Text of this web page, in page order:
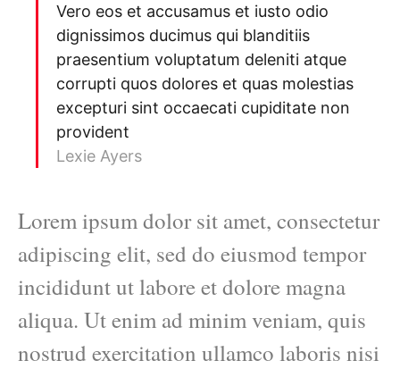
Vero eos et accusamus et iusto odio
dignissimos ducimus qui blanditiis
praesentium voluptatum deleniti atque
corrupti quos dolores et quas molestias
excepturi sint occaecati cupiditate non
provident
Lexie Ayers
Lorem ipsum dolor sit amet, consectetur
adipiscing elit, sed do eiusmod tempor
incididunt ut labore et dolore magna
aliqua. Ut enim ad minim veniam, quis
nostrud exercitation ullamco laboris nisi